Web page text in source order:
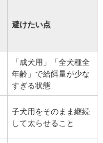
避けたい点
「成犬用」「全犬種全
年齢」で給餌量が少な
すぎる状態
子犬用をそのまま継続
して太らせること